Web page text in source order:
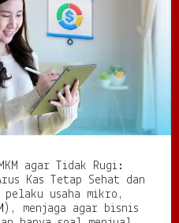
agar Tidak Rugi:
Kas Tetap Sehat dan
pelaku usaha mikro,
), menjaga agar bisnis